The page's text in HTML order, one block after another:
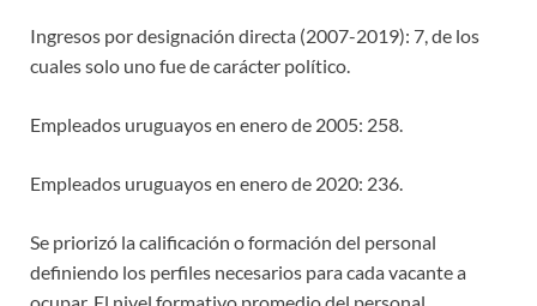
Ingresos por designación directa (2007-2019): 7, de los
cuales solo uno fue de carácter político.
Empleados uruguayos en enero de 2005: 258.
Empleados uruguayos en enero de 2020: 236.
Se priorizó la calificación o formación del personal
definiendo los perfiles necesarios para cada vacante a